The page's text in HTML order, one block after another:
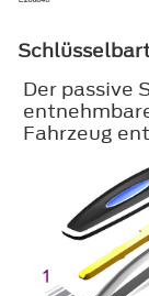
Der passive
Fahrzeug